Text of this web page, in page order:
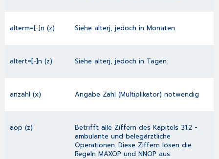
alterm=[-]n (z) Siehe alterj, jedoch in Monaten.
altert=[-]n (z) Siehe alterj, jedoch in Tagen.
anzahl (x) Angabe Zahl (Multiplikator) notwendig
aop (z)
Betrifft alle Ziffern des Kapitels 31.2 -
ambulante und belegärztliche
Operationen. Diese Ziffern lösen die
Regeln MAXOP und NNOP aus.